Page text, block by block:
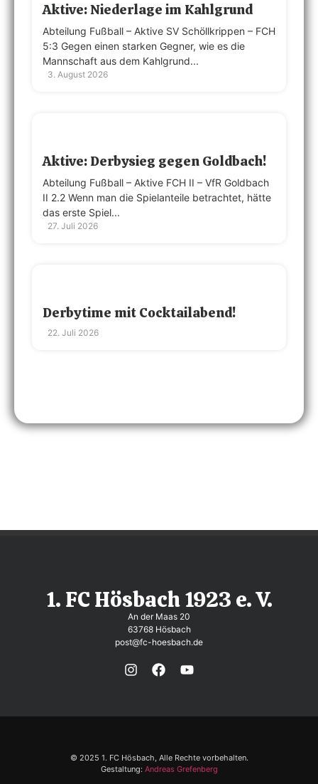
Aktive: Niederlage im Kahlgrund
Abteilung Fußball – Aktive SV Schöllkrippen – FCH
5:3 Gegen einen starken Gegner, wie es die
Mannschaft aus dem Kahlgrund...
3. August 2026
Aktive: Derbysieg gegen Goldbach!
Abteilung Fußball – Aktive FCH II – VfR Goldbach
II 2.2 Wenn man die Spielanteile betrachtet, hätte
das erste Spiel...
27. Juli 2026
Derbytime mit Cocktailabend!
22. Juli 2026
1. FC Hösbach 1923 e. V.
An der Maas 20
63768 Hösbach
post@fc-hoesbach.de
© 2025 1. FC Hösbach, Alle Rechte vorbehalten.
Gestaltung: Andreas Grefenberg